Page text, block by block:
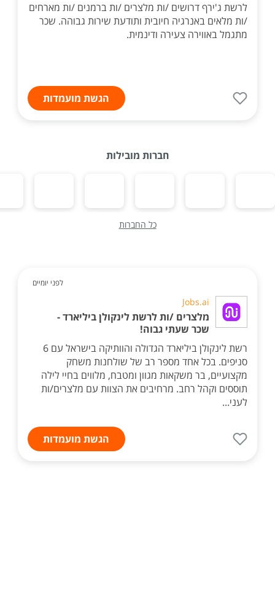
לרשת ג'ירף דרושים /ות מלצרים /ות ברמנים /ות מארחים
/ות מלאים באנרגיה חיובית ותודעת שירות גבוהה. שכר
מתגמל באווירה צעירה ודינמית.
הגשת מועמדות
חברות מובילות
כל החברות
לפני יומיים
Jobs.ai
מלצרים /ות לרשת לינקולן ביליארד -
שכר שעתי גבוה!
רשת לינקולן ביליארד הגדולה והוותיקה בישראל עם 6
סניפים. בכל אחד מספר רב של שולחנות משחק
מקצועיים, בר משקאות מגוון ומטבח, מלווים בחיי לילה
תוססים וקהל רחב. מרחיבים את הצוות עם מלצרים/ות
לעני...
הגשת מועמדות